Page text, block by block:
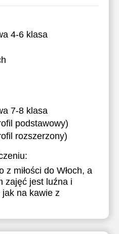
4-6 klasa
7-8 klasa
podstawowy)
rozszerzony)
z miłości do Włoch, a
zajęć jest luźna i
na kawie z